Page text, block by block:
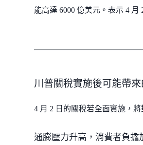
能高達 6000 億美元。表示 4
川普關稅實施後可能帶
4 月 2 日的關稅若全面實施，
通膨壓力升高，消費者負擔